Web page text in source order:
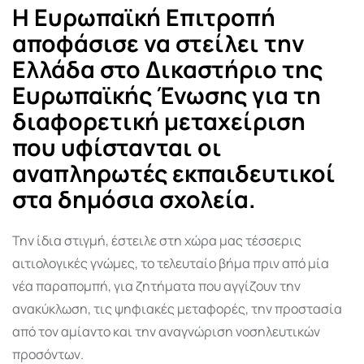
Η Ευρωπαϊκή Επιτροπή
αποφάσισε να στείλει την
Ελλάδα στο Δικαστήριο της
Ευρωπαϊκής Ένωσης για τη
διαφορετική μεταχείριση
που υφίστανται οι
αναπληρωτές εκπαιδευτικοί
στα δημόσια σχολεία.
Την ίδια στιγμή, έστειλε στη χώρα μας τέσσερις
αιτιολογικές γνώμες, το τελευταίο βήμα πριν από μία
νέα παραπομπή, για ζητήματα που αγγίζουν την
ανακύκλωση, τις ψηφιακές μεταφορές, την προστασία
από τον αμίαντο και την αναγνώριση νοσηλευτικών
προσόντων.